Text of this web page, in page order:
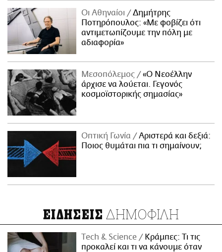
Οι Αθηναίοι
Δημήτρης
Ποτηρόπουλος: «Με φοβίζει ότι
αντιμετωπίζουμε την πόλη με
αδιαφορία»
Μεσοπόλεμος
«Ο Νεοέλλην
άρχισε να λούεται. Γεγονός
κοσμοϊστορικής σημασίας»
Οπτική Γωνία
Αριστερά και δεξιά:
Ποιος θυμάται πια τι σημαίνουν;
ΕΙΔΗΣΕΙΣ ΔΗΜΟΦΙΛΗ
Τech & Science
Κράμπες: Τι τις
προκαλεί και τι να κάνουμε όταν